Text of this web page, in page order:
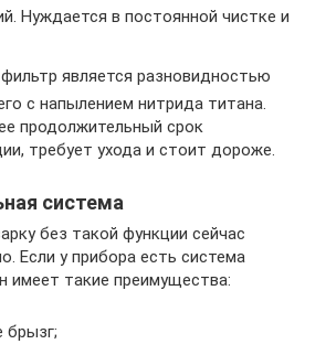
Нуждается в постоянной чистке и
является разновидностью
с напылением нитрида титана.
продолжительный срок
требует ухода и стоит дороже.
система
без такой функции сейчас
Если у прибора есть система
имеет такие преимущества:
брызг;